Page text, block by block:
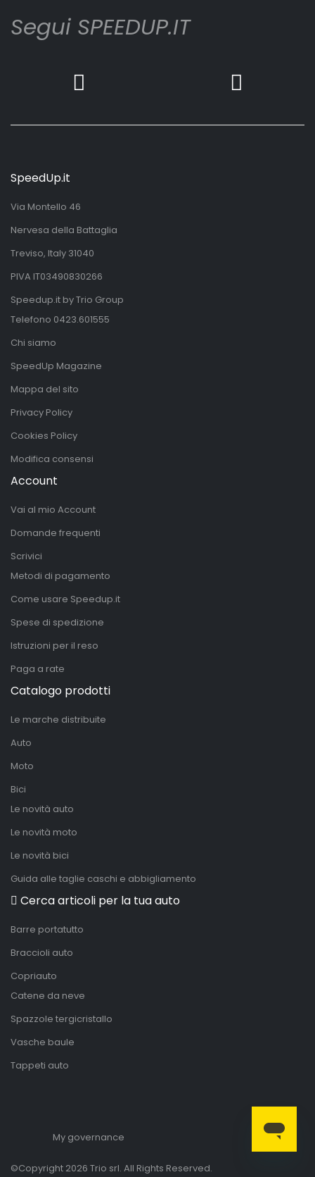
Segui SPEEDUP.IT
SpeedUp.it
Via Montello 46
Nervesa della Battaglia
Treviso, Italy 31040
PIVA IT03490830266
Speedup.it by Trio Group
Telefono 0423.601555
Chi siamo
SpeedUp Magazine
Mappa del sito
Privacy Policy
Cookies Policy
Modifica consensi
Account
Vai al mio Account
Domande frequenti
Scrivici
Metodi di pagamento
Come usare Speedup.it
Spese di spedizione
Istruzioni per il reso
Paga a rate
Catalogo prodotti
Le marche distribuite
Auto
Moto
Bici
Le novità auto
Le novità moto
Le novità bici
Guida alle taglie caschi e abbigliamento
Cerca articoli per la tua auto
Barre portatutto
Braccioli auto
Copriauto
Catene da neve
Spazzole tergicristallo
Vasche baule
Tappeti auto
My governance
©Copyright 2026 Trio srl. All Rights Reserved.